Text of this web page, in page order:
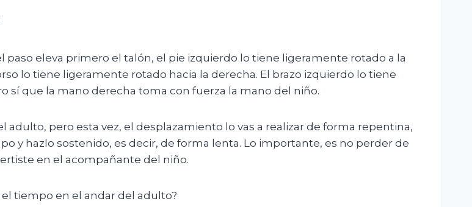
eleva primero el talón, el pie izquierdo lo tiene ligeramente rotado a la
lo tiene ligeramente rotado hacia la derecha. El brazo izquierdo lo tiene
sí que la mano derecha toma con fuerza la mano del niño.
pero esta vez, el desplazamiento lo vas a realizar de forma repentina,
y hazlo sostenido, es decir, de forma lenta. Lo importante, es no perder de
en el acompañante del niño.
tiempo en el andar del adulto?